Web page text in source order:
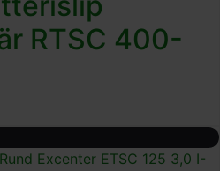
RTSC 400-